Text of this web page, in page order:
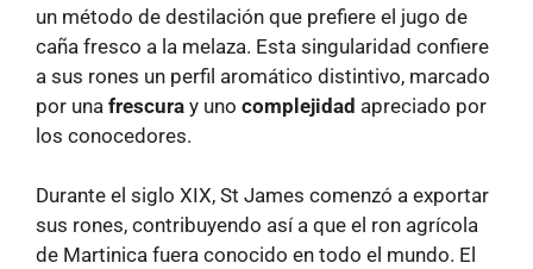
un método de destilación que prefiere el jugo de
caña fresco a la melaza. Esta singularidad confiere
a sus rones un perfil aromático distintivo, marcado
por una frescura y uno complejidad apreciado por
los conocedores.
Durante el siglo XIX, St James comenzó a exportar
sus rones, contribuyendo así a que el ron agrícola
de Martinica fuera conocido en todo el mundo. El